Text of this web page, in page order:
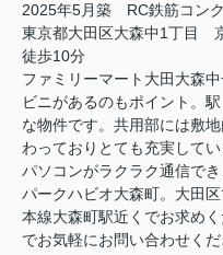
2025年5月築 RC鉄筋コン
東京都大田区大森中1丁目
徒歩10分
ファミリーマート大田大森
ビニがあるのもポイント。
な物件です。共用部には敷
わっておりとても充実して
パソコンがラクラク通信で
パークハビオ大森町。大田
本線大森町駅近くでお求め
でお気軽にお問い合わせくだ